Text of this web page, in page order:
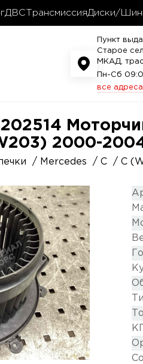
ДВС ТрансмиссияДиски/
Пункт
Старое
МКАД,
Пн-Сб
все адреса
2000-
Mercedes C C